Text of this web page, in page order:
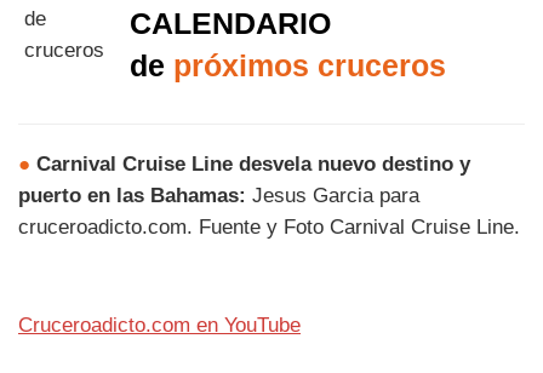
CALENDARIO
de próximos cruceros
● Carnival Cruise Line desvela nuevo destino y
puerto en las Bahamas: Jesus Garcia para
cruceroadicto.com. Fuente y Foto Carnival Cruise Line.
Cruceroadicto.com en YouTube